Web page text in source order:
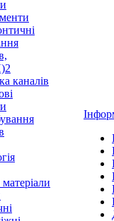
каналів